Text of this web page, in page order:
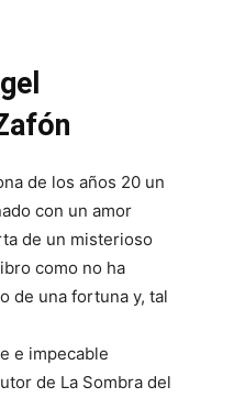
de los años 20 un
con un amor
de un misterioso
como no ha
de una fortuna y, tal
e impecable
de La Sombra del